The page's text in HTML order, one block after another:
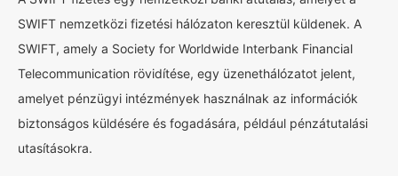
SWIFT nemzetközi fizetési hálózaton keresztül küldenek. A
SWIFT, amely a Society for Worldwide Interbank Financial
Telecommunication rövidítése, egy üzenethálózatot jelent,
amelyet pénzügyi intézmények használnak az információk
biztonságos küldésére és fogadására, például pénzátutalási
utasításokra.